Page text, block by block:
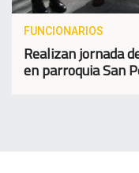
FUNCIONARIOS
Realizan jornada
en parroquia San